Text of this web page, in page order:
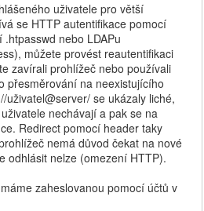
uživatele pro větší
se HTTP autentifikace pomocí
nebo LDAPu
můžete provést reautentifikaci
zavírali prohlížeč nebo používali
přesměrování na neexistujícího
uživatel@server/ se ukázaly liché,
nechávají a pak se na
Redirect pomocí header taky
nemá důvod čekat na nové
odhlásit nelze (omezení HTTP).
zaheslovanou pomocí účtů v